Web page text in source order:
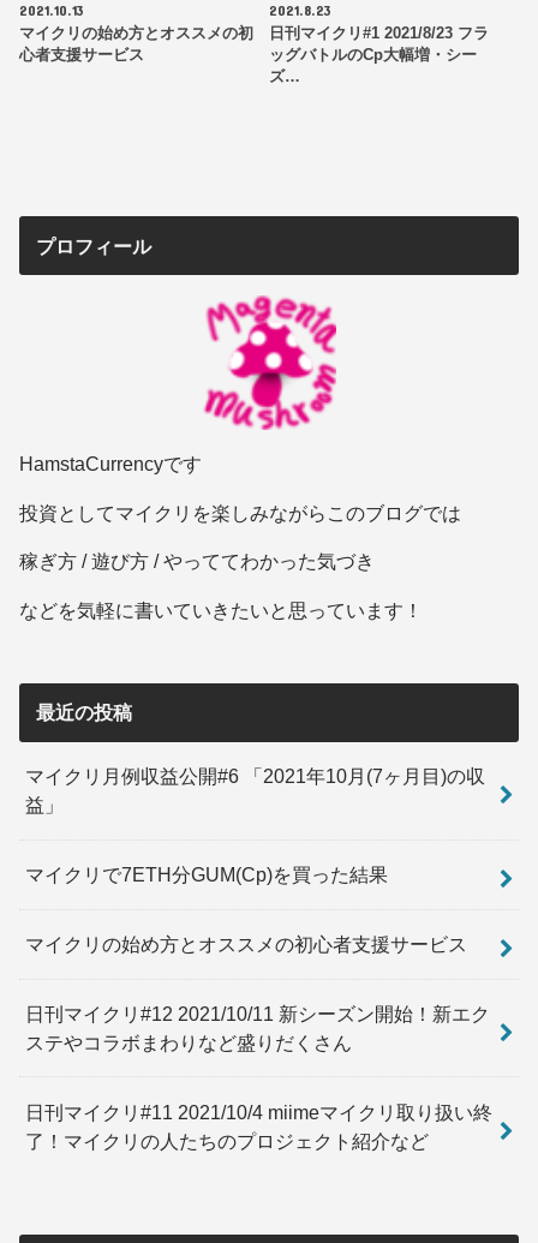
2021.10.13
マイクリの始め方とオススメの初
心者支援サービス
2021.8.23
日刊マイクリ#1 2021/8/23 フラ
ッグバトルのCp大幅増・シー
ズ…
プロフィール
HamstaCurrencyです
投資としてマイクリを楽しみながらこのブログでは
稼ぎ方 / 遊び方 / やっててわかった気づき
などを気軽に書いていきたいと思っています！
最近の投稿
マイクリ月例収益公開#6 「2021年10月(7ヶ月目)の収
益」
マイクリで7ETH分GUM(Cp)を買った結果
マイクリの始め方とオススメの初心者支援サービス
日刊マイクリ#12 2021/10/11 新シーズン開始！新エク
ステやコラボまわりなど盛りだくさん
日刊マイクリ#11 2021/10/4 miimeマイクリ取り扱い終
了！マイクリの人たちのプロジェクト紹介など